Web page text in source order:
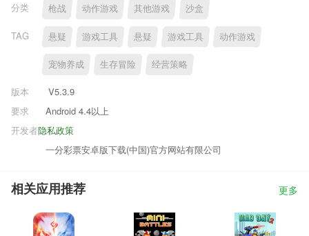
分类
枪战 动作游戏 其他游戏 沙盒
TAG 悬疑 游戏工具 悬疑 游戏工具 动作游戏
宠物养成 生存冒险 经营策略
版本
V5.3.9
要求
Android 4.4以上
隐私政策
开发者
一分彩票安卓版下载(中国)官方网站有限公司
相关应用推荐 更多